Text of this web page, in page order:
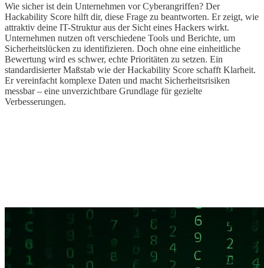
Wie sicher ist dein Unternehmen vor Cyberangriffen? Der
Hackability Score hilft dir, diese Frage zu beantworten. Er zeigt, wie
attraktiv deine IT-Struktur aus der Sicht eines Hackers wirkt.
Unternehmen nutzen oft verschiedene Tools und Berichte, um
Sicherheitslücken zu identifizieren. Doch ohne eine einheitliche
Bewertung wird es schwer, echte Prioritäten zu setzen. Ein
standardisierter Maßstab wie der Hackability Score schafft Klarheit.
Er vereinfacht komplexe Daten und macht Sicherheitsrisiken
messbar – eine unverzichtbare Grundlage für gezielte
Verbesserungen.